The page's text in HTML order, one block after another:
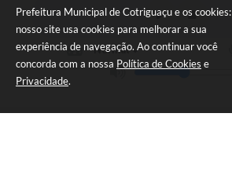
Prefeitura Municipal de Cotriguaçu e os cookies:
nosso site usa cookies para melhorar a sua
experiência de navegação. Ao continuar você
concorda com a nossa Política de Cookies e
Privacidade.